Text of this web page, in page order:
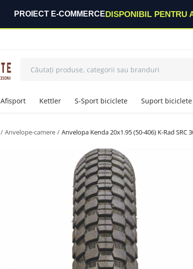
PROIECT E-COMMERCEDISPONIBIL PENTRU
Afisport Kettler S-Sport biciclete Suport biciclete
Anvelope-camere Anvelopa Kenda 20x1.95 (50-406) K-Rad SRC